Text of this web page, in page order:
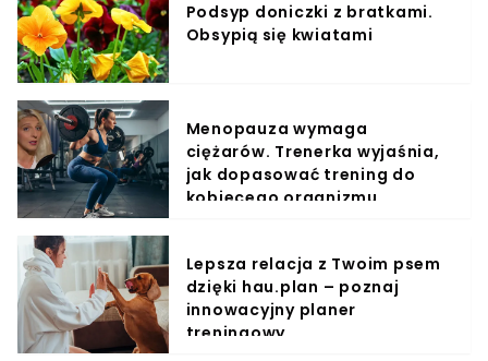
Podsyp doniczki z bratkami.
Obsypią się kwiatami
Menopauza wymaga
ciężarów. Trenerka wyjaśnia,
jak dopasować trening do
kobiecego organizmu
Lepsza relacja z Twoim psem
dzięki hau.plan – poznaj
innowacyjny planer
treningowy